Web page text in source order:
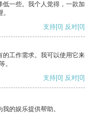
一些。我个人觉得，一款加
支持[0] 反对[0]
的工作需求。我可以使用它来
。
支持[0] 反对[0]
的娱乐提供帮助。